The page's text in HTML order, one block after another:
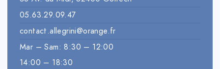
05.63.29.09.47
contact.allegrini@orange.fr
Mar – Sam: 8:30 – 12:00
14:00 – 18:30